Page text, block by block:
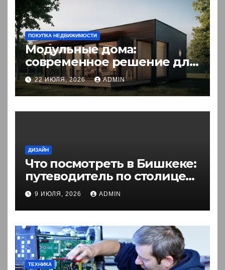
ПОКУПКА НЕДВИЖИМОСТИ
Модульные дома:
современное решение для
комфортного житья
22 ИЮЛЯ, 2026 ADMIN
ДИЗАЙН
Что посмотреть в Бишкеке:
путеводитель по столице
Кыргызстана
9 ИЮЛЯ, 2026 ADMIN
ТЕХНИКА